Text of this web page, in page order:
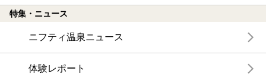
特集・ニュース
ニフティ温泉ニュース
体験レポート